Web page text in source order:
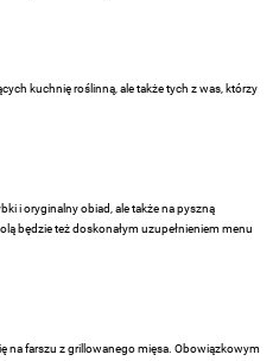
kuchnię roślinną, ale także tych z was, którzy
i oryginalny obiad, ale także na pyszną
będzie też doskonałym uzupełnieniem menu
na farszu z grillowanego mięsa. Obowiązkowym